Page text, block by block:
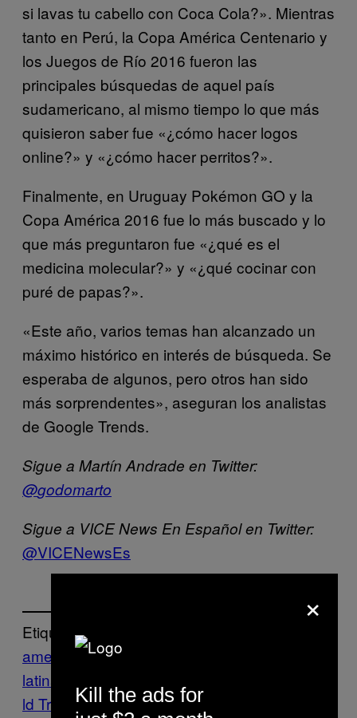
si lavas tu cabello con Coca Cola?». Mientras
tanto en Perú, la Copa América Centenario y
los Juegos de Río 2016 fueron las
principales búsquedas de aquel país
sudamericano, al mismo tiempo lo que más
quisieron saber fue «¿cómo hacer logos
online?» y «¿cómo hacer perritos?».
Finalmente, en Uruguay Pokémon GO y la
Copa América 2016 fue lo más buscado y lo
que más preguntaron fue «¿qué es el
medicina molecular?» y «¿qué cocinar con
puré de papas?».
«Este año, varios temas han alcanzado un
máximo histórico en interés de búsqueda. Se
esperaba de algunos, pero otros han sido
más sorprendentes», aseguran los analistas
de Google Trends.
Sigue a Martín Andrade en Twitter:
@godomarto
Sigue a VICE News En Español en Twitter:
@VICENewsEs
Etiquetado:
america
latina
ld Trump Google Pokemon
×
Kill the ads for